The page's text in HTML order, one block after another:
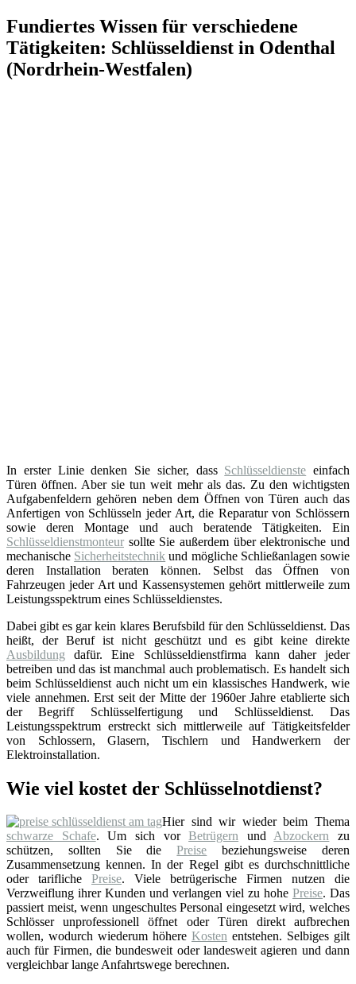
Fundiertes Wissen für verschiedene
Tätigkeiten: Schlüsseldienst in Odenthal
(Nordrhein-Westfalen)
In erster Linie denken Sie sicher, dass Schlüsseldienste einfach
Türen öffnen. Aber sie tun weit mehr als das. Zu den wichtigsten
Aufgabenfeldern gehören neben dem Öffnen von Türen auch das
Anfertigen von Schlüsseln jeder Art, die Reparatur von Schlössern
sowie deren Montage und auch beratende Tätigkeiten. Ein
Schlüsseldienstmonteur sollte Sie außerdem über elektronische und
mechanische Sicherheitstechnik und mögliche Schließanlagen sowie
deren Installation beraten können. Selbst das Öffnen von
Fahrzeugen jeder Art und Kassensystemen gehört mittlerweile zum
Leistungsspektrum eines Schlüsseldienstes.
Dabei gibt es gar kein klares Berufsbild für den Schlüsseldienst. Das
heißt, der Beruf ist nicht geschützt und es gibt keine direkte
Ausbildung dafür. Eine Schlüsseldienstfirma kann daher jeder
betreiben und das ist manchmal auch problematisch. Es handelt sich
beim Schlüsseldienst auch nicht um ein klassisches Handwerk, wie
viele annehmen. Erst seit der Mitte der 1960er Jahre etablierte sich
der Begriff Schlüsselfertigung und Schlüsseldienst. Das
Leistungsspektrum erstreckt sich mittlerweile auf Tätigkeitsfelder
von Schlossern, Glasern, Tischlern und Handwerkern der
Elektroinstallation.
Wie viel kostet der Schlüsselnotdienst?
Hier sind wir wieder beim Thema
schwarze Schafe. Um sich vorBetrügern undAbzockern zu
schützen, sollten Sie diePreise beziehungsweise deren
Zusammensetzung kennen. In der Regel gibt es durchschnittliche
oder tarifliche Preise. Viele betrügerische Firmen nutzen die
Verzweiflung ihrer Kunden und verlangen viel zu hohe Preise. Das
passiert meist, wenn ungeschultes Personal eingesetzt wird, welches
Schlösser unprofessionell öffnet oder Türen direkt aufbrechen
wollen, wodurch wiederum höhere Kosten entstehen. Selbiges gilt
auch für Firmen, die bundesweit oder landesweit agieren und dann
vergleichbar lange Anfahrtswege berechnen.